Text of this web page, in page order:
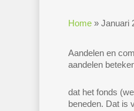
Home» Januari
Aandelen en
aandelen
dat het fonds
beneden. Dat is